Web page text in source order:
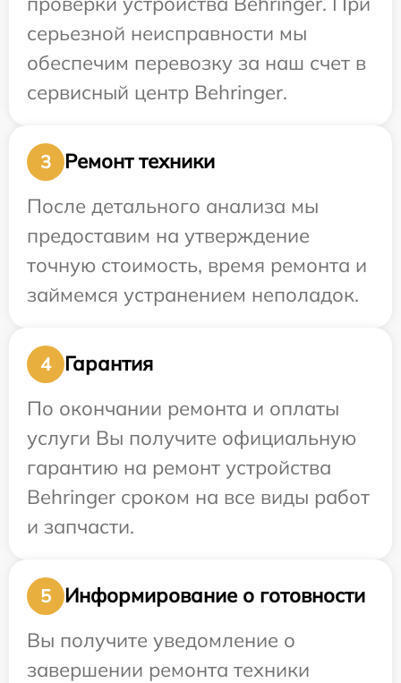
серьезной неисправности мы
обеспечим перевозку за наш счет в
сервисный центр Behringer.
3
Ремонт техники
После детального анализа мы
предоставим на утверждение
точную стоимость, время ремонта и
займемся устранением неполадок.
4
Гарантия
По окончании ремонта и оплаты
услуги Вы получите официальную
гарантию на ремонт устройства
Behringer сроком на все виды работ
и запчасти.
5
Информирование о готовности
Вы получите уведомление о
завершении ремонта техники